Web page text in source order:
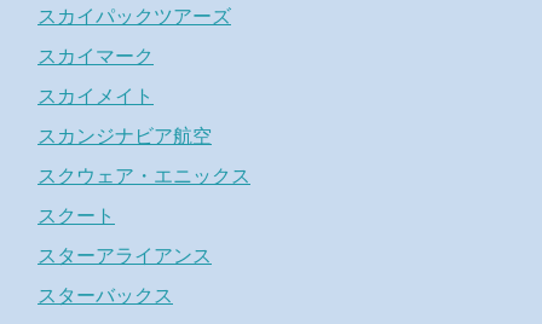
スカイパックツアーズ
スカイマーク
スカイメイト
スカンジナビア航空
スクウェア・エニックス
スクート
スターアライアンス
スターバックス